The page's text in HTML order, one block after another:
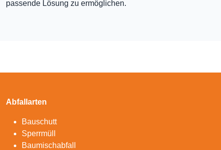
passende Lösung zu ermöglichen.
Abfallarten
Bauschutt
Sperrmüll
Baumischabfall